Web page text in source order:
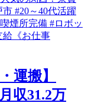
運搬】
収31.2万